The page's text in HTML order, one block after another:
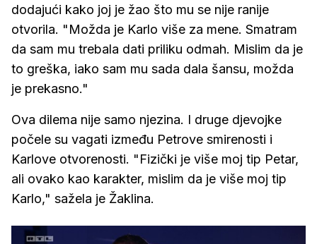
dodajući kako joj je žao što mu se nije ranije
otvorila. "Možda je Karlo više za mene. Smatram
da sam mu trebala dati priliku odmah. Mislim da je
to greška, iako sam mu sada dala šansu, možda
je prekasno."
Ova dilema nije samo njezina. I druge djevojke
počele su vagati između Petrove smirenosti i
Karlove otvorenosti. "Fizički je više moj tip Petar,
ali ovako kao karakter, mislim da je više moj tip
Karlo," sažela je Žaklina.